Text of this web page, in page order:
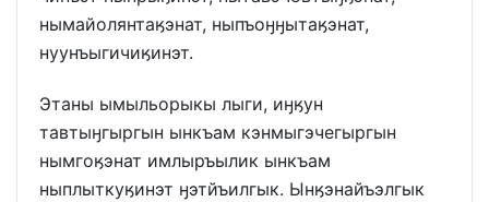
нымайолянтаӄэнат, ныпъоӈӈытаӄэнат,
нуунъыгичиӄинэт.
Этаны ымыльорыкы лыги, иӈӄун
тавтыӈгыргын ынкъам кэнмыгэчегыргын
нымгоӄэнат имлыръылик ынкъам
ныплыткуӄинэт ӈэтйъилгык. Ынӄэнайъэлгык